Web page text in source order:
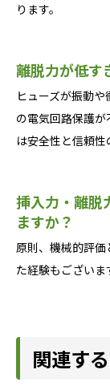
ります。
離脱力が低す
ヒューズが振動
の電気回路保護
は安全性と信頼性
挿入力・離脱
ますか？
原則、機械的評
た経験もございま
関連す